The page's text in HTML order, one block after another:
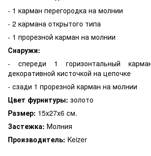
- 1 карман перегородка на молнии
- 2 кармана открытого типа
- 1 прорезной карман на молнии
Снаружи:
- спереди 1 горизонтальный
декоративной кисточкой на цепочке
- сзади 1 прорезной карман на молнии
Цвет фурнитуры: золото
Размер: 15х27х6 см.
Застежка: Молния
Производитель: Keizer